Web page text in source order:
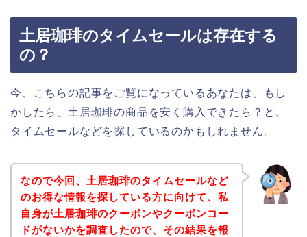
土居珈琲のタイムセールは存在する
の？
今、こちらの記事をご覧になっているあなたは、もし
かしたら、土居珈琲の商品を安く購入できたら？と、
タイムセールなどを探しているのかもしれません。
なので今回、土居珈琲のタイムセールなど
のお得な情報を探している方に向けて、私
自身が土居珈琲のクーポンやクーポンコー
ドがないかを調査したので、その結果を報